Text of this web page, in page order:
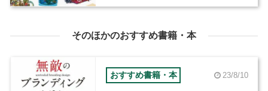
そのほかのおすすめ書籍・本
おすすめ書籍・本 23/8/10